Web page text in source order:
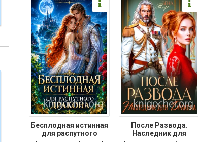
Бесплодная истинная
для распутного
После Развода.
Наследник для